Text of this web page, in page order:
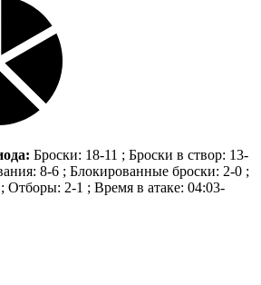
Броски: 18-11 ; Броски в створ: 13-
8-6 ; Блокированные броски: 2-0 ;
2-1 ; Время в атаке: 04:03-